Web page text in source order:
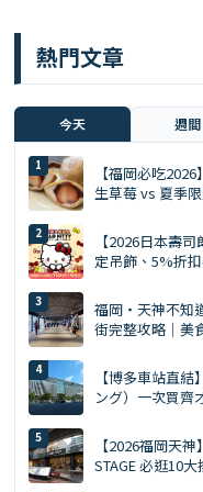
熱門文章
今天 週間
【福岡必吃
生草莓 vs 夏季
【2026日本壽
定吊飾、5%折
福岡・天神不知
街完整攻略｜美
【博多車站直
ング）一次買齊
【2026福岡天
STAGE 必逛10